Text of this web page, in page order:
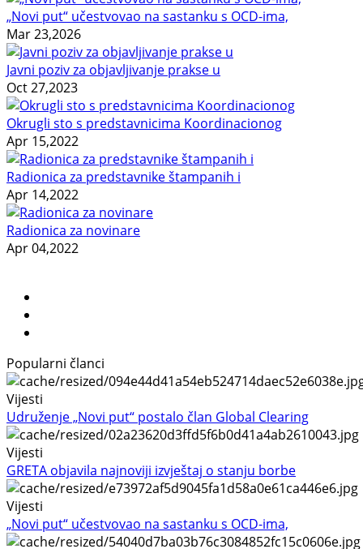
„Novi put“ učestvovao na sastanku s OCD-ima,
Mar 23,2026
Javni poziv za objavljivanje prakse u
Oct 27,2023
Okrugli sto s predstavnicima Koordinacionog
Apr 15,2022
Radionica za predstavnike štampanih i
Apr 14,2022
Radionica za novinare
Apr 04,2022
Popularni članci
Vijesti
Udruženje „Novi put“ postalo član Global Clearing
Vijesti
GRETA objavila najnoviji izvještaj o stanju borbe
Vijesti
„Novi put“ učestvovao na sastanku s OCD-ima,